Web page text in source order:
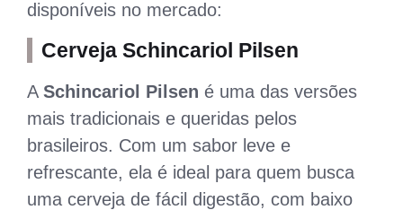
disponíveis no mercado:
Cerveja Schincariol Pilsen
A Schincariol Pilsen é uma das versões
mais tradicionais e queridas pelos
brasileiros. Com um sabor leve e
refrescante, ela é ideal para quem busca
uma cerveja de fácil digestão, com baixo